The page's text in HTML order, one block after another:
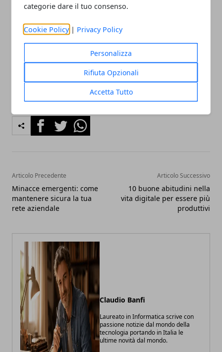
categorie dare il tuo consenso.
Cookie Policy | Privacy Policy
Personalizza
Rifiuta Opzionali
Accetta Tutto
maggiore comprensione del comportamento degli
utenti e, in ultima analisi,a strategie di marketing
FacebookTwitterWhatsapp
Articolo Precedente
Minacce emergenti: come
mantenere sicura la tua
rete aziendale
Articolo Successivo
10 buone abitudini nella
vita digitale per essere più
produttivi
Claudio Banfi
Laureato in Informatica scrive con
passione notizie dal mondo della
tecnologia portando in Italia le
ultime novità dal mondo.